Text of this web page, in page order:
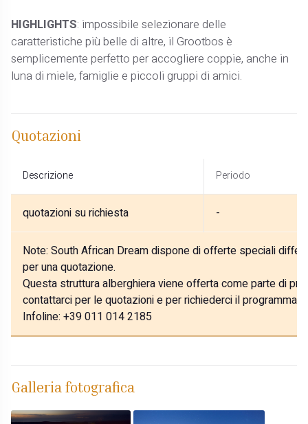
HIGHLIGHTS: impossibile selezionare delle
caratteristiche più belle di altre, il Grootbos è
semplicemente perfetto per accogliere coppie, anche in
luna di miele, famiglie e piccoli gruppi di amici.
Quotazioni
Descrizione Periodo
quotazioni su richiesta -
Note: South African Dream dispone di offerte speciali
per una quotazione.
Questa struttura alberghiera viene offerta come parte di
contattarci per le quotazioni e per richiederci il programma
Infoline: +39 011 014 2185
Galleria fotografica